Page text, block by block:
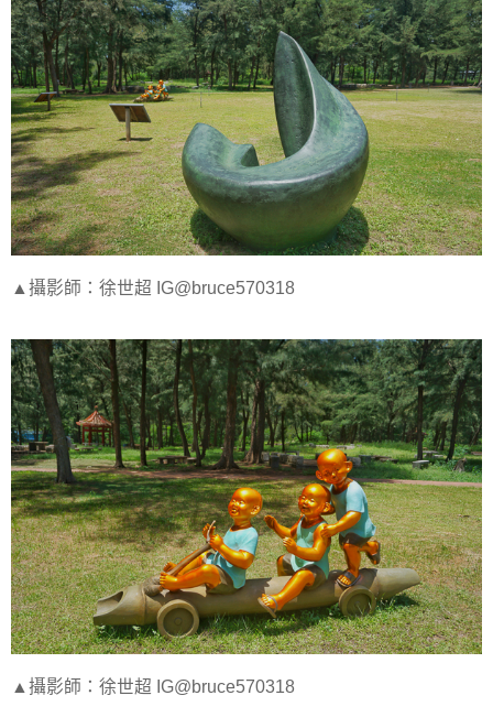
▲攝影師：徐世超 IG@bruce570318
▲攝影師：徐世超 IG@bruce570318